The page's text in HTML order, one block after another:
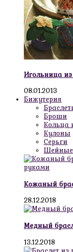
Игольница
08.01.2013
Бижутерия
Броши
Кольца
Кулоны
Серьги
Шейные
Кожаный
28.12.2018
Медный
13.12.2018